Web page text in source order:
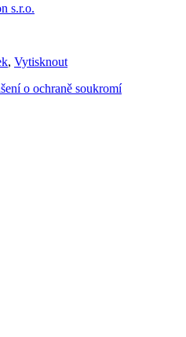
s.r.o.
, Vytisknout
o ochraně soukromí